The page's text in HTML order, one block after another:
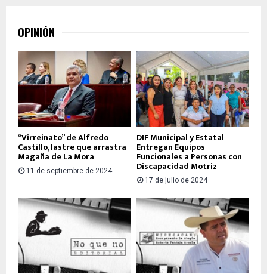
OPINIÓN
“Virreinato” de Alfredo
Castillo, lastre que arrastra
Magaña de La Mora
11 de septiembre de 2024
DIF Municipal y Estatal
Entregan Equipos
Funcionales a Personas con
Discapacidad Motriz
17 de julio de 2024